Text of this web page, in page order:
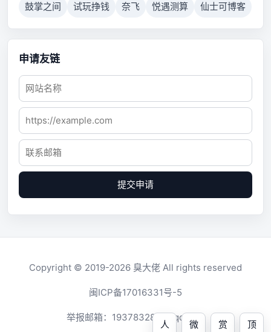
鼓掌之间
试玩挣钱 奈飞 悦遇测算 仙士可博客
申请友链
提交申请
人 微 赏 顶
Copyright © 2019-2026 臭大佬 All rights reserved
闽ICP备17016331号-5
举报邮箱： 1937832819@qq.com